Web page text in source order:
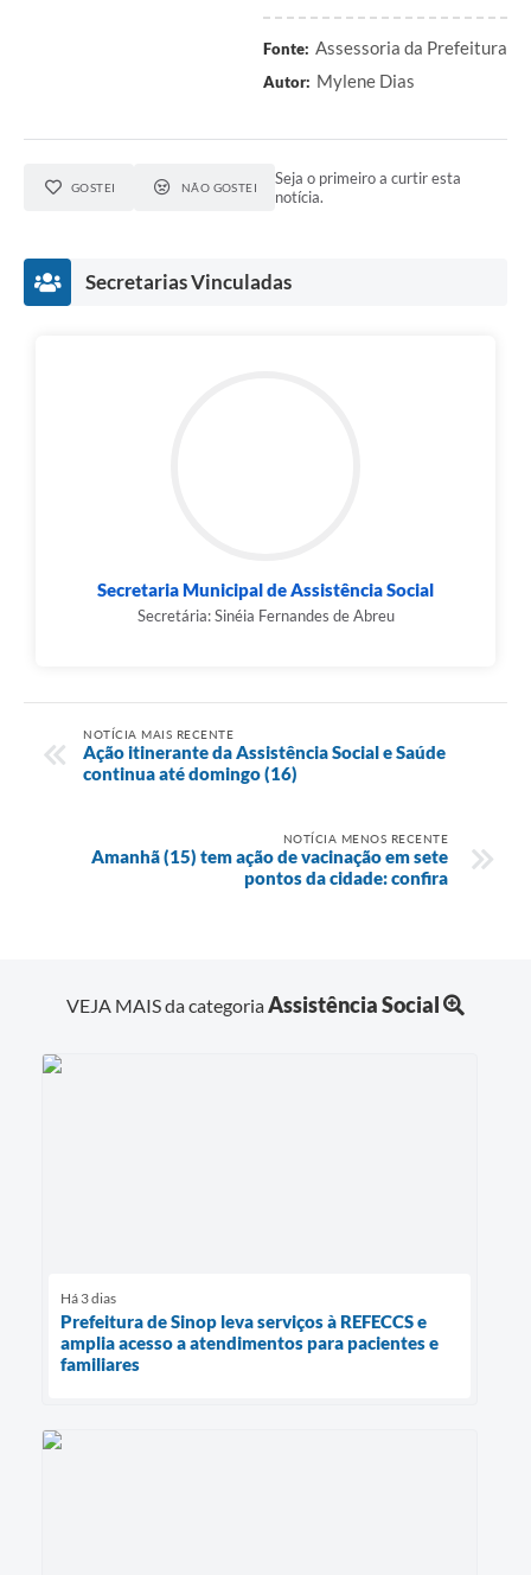
Fonte: Assessoria da Prefeitura
Autor: Mylene Dias
GOSTEI NÃO GOSTEI
Seja o primeiro a curtir esta
notícia.
Secretarias Vinculadas
Secretaria Municipal de Assistência Social
Secretária: Sinéia Fernandes de Abreu
NOTÍCIA MAIS RECENTE
Ação itinerante da Assistência Social e Saúde
continua até domingo (16)
NOTÍCIA MENOS RECENTE
Amanhã (15) tem ação de vacinação em sete
pontos da cidade: confira
VEJA MAIS da categoriaAssistência Social
Há 3 dias
Prefeitura de Sinop leva serviços à REFECCS e
amplia acesso a atendimentos para pacientes e
familiares